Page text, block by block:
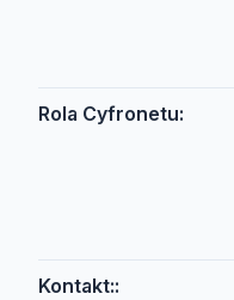
Rola Cyfronetu:
Kontakt::